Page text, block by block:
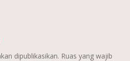
dipublikasikan. Ruas yang wajib